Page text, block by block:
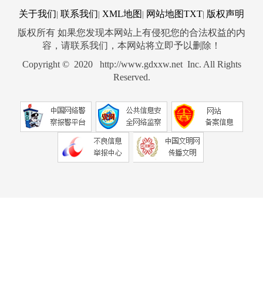
关于我们 联系我们 XML地图 网站地图TXT 版权声明
版权所有 如果您发现本网站上有侵犯您的合法权益的内
容，请联系我们，本网站将立即予以删除！
Copyright © 2020 http://www.gdxxw.net Inc. All Rights
Reserved.